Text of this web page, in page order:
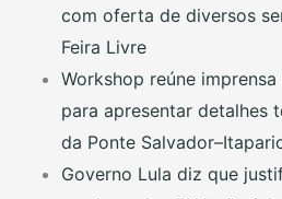
com oferta de diversos
Feira Livre
Workshop reúne imprensa
para apresentar detalhes
da Ponte
Governo Lula diz que